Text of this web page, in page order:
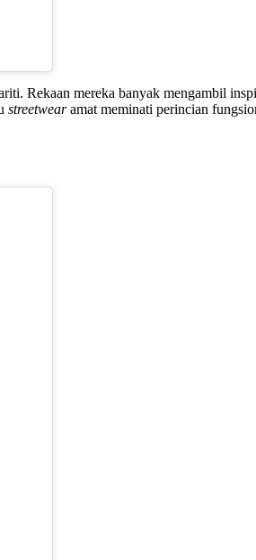
Rekaan mereka banyak mengambil
streetwearamat meminati perincian